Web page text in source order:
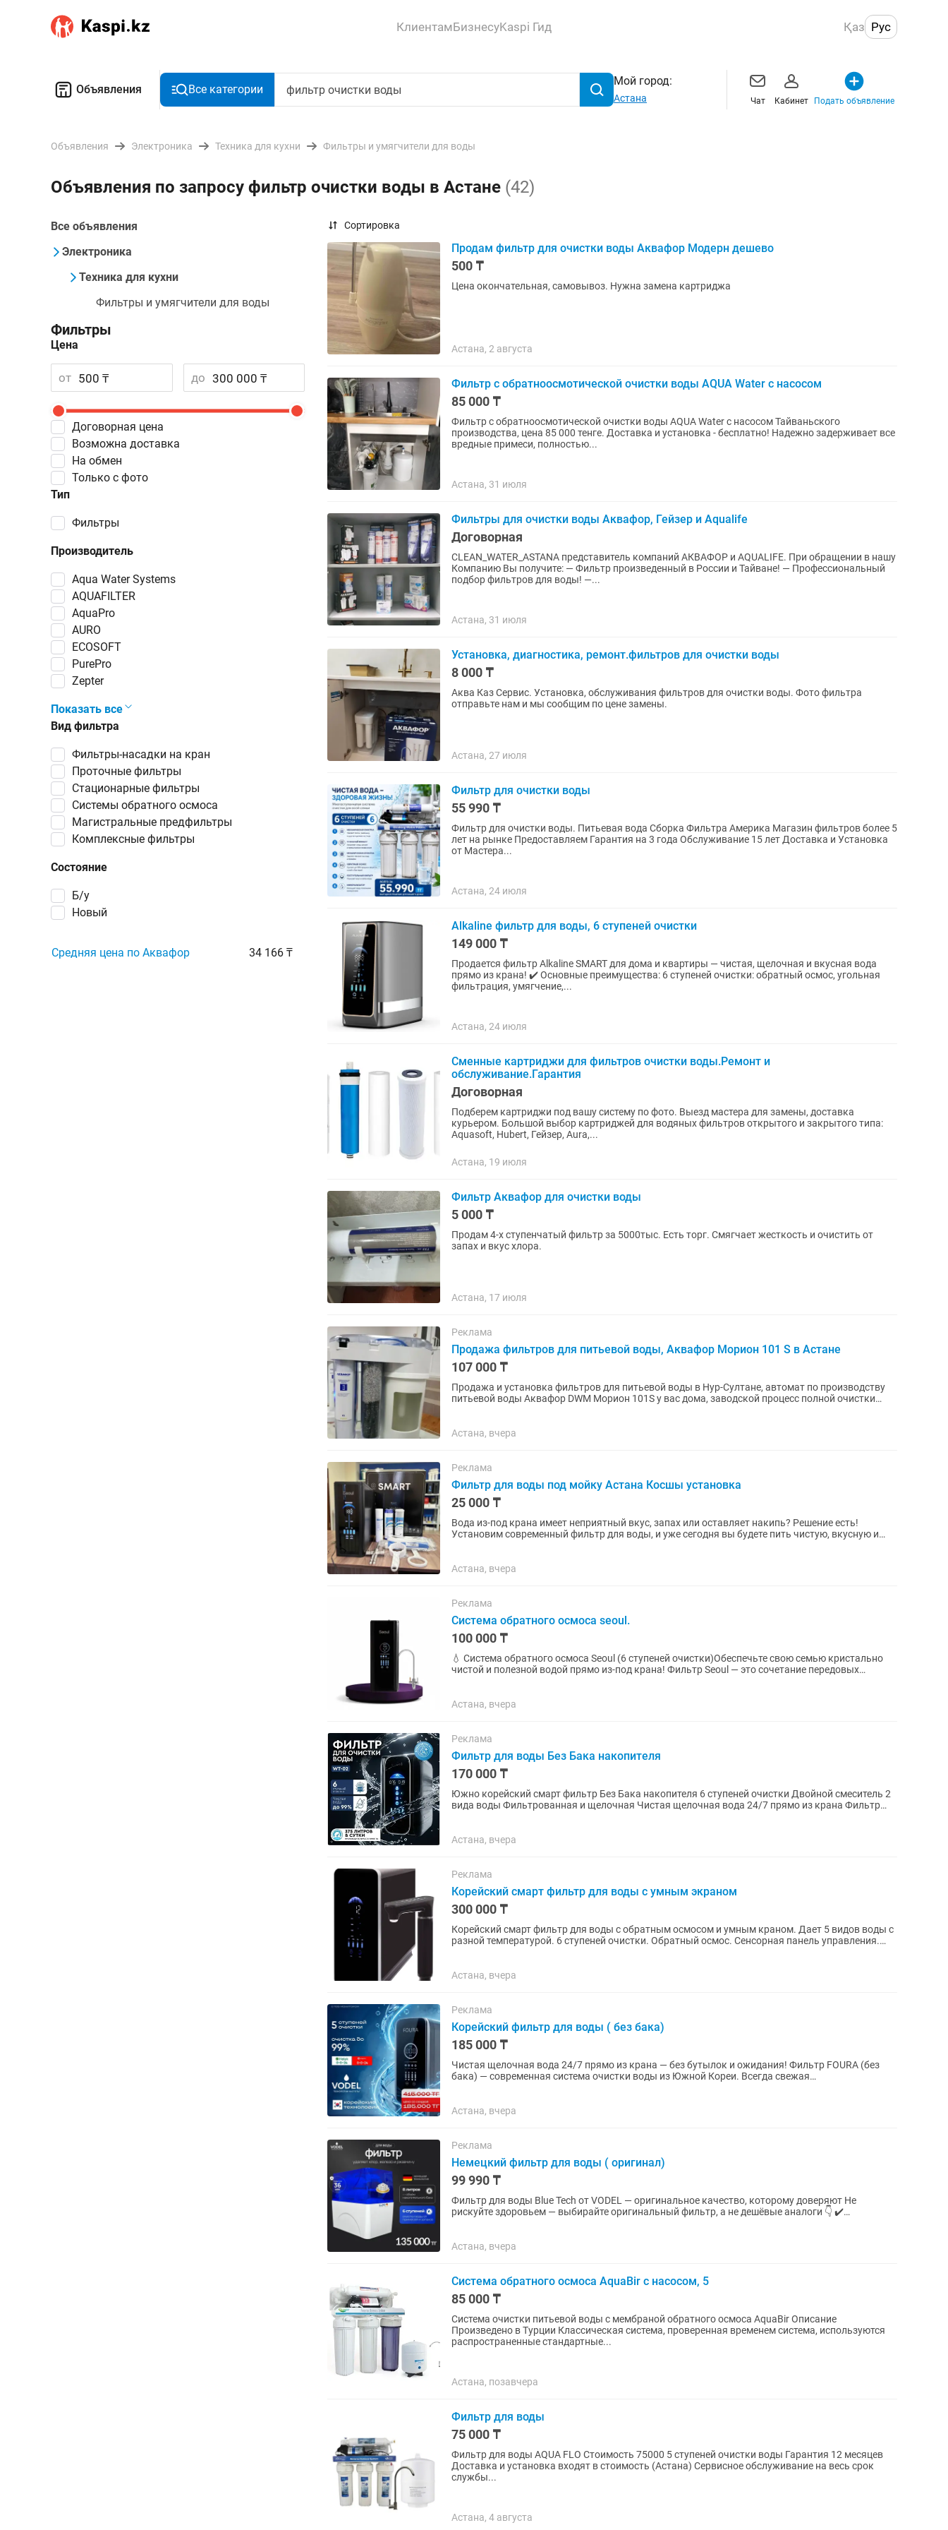
КлиентамБизнесуKaspi Гид Қаз Рус
Объявления Все категории
Мой город:
Астана Чат Кабинет Подать объявление
Объявления Электроника Техника для кухни Фильтры и умягчители для воды
Объявления по запросу фильтр очистки воды в Астане (42)
Все объявления
Электроника
Техника для кухни
Фильтры и умягчители для воды
Фильтры
Цена
от до
Договорная цена
Возможна доставка
Тип
фильтры
Производитель
Aqua Water Systems
AQUAFILTER
AquaPro
AURO
ECOSOFT
PurePro
Zepter
Показать все
Вид фильтра
фильтры-насадки на кран
проточные фильтры
стационарные фильтры
системы обратного осмоса
магистральные предфильтры
комплексные фильтры
Состояние
Б/у
Новый
На обмен
Только с фото
Средняя цена по Аквафор 34 166 ₸
Сортировка
Продам фильтр для очистки воды Аквафор Модерн дешево
500 ₸
Цена окончательная, самовывоз. Нужна замена картриджа
Астана, 2 августа
Фильтр с обратноосмотической очистки воды AQUA Water с насосом
85 000 ₸
Фильтр с обратноосмотической очистки воды AQUA Water с насосом Тайваньского
производства, цена 85 000 тенге. Доставка и установка - бесплатно! Надежно задерживает все
вредные примеси, полностью...
Астана, 31 июля
Фильтры для очистки воды Аквафор, Гейзер и Aqualife
Договорная
CLEAN_WATER_ASTANA представитель компаний АКВАФОР и AQUALIFE. При обращении в нашу
Компанию Вы получите: — Фильтр произведенный в России и Тайване! — Профессиональный
подбор фильтров для воды! —...
Астана, 31 июля
Установка, диагностика, ремонт.фильтров для очистки воды
8 000 ₸
Аква Каз Сервис. Установка, обслуживания фильтров для очистки воды. Фото фильтра
отправьте нам и мы сообщим по цене замены.
Астана, 27 июля
Фильтр для очистки воды
55 990 ₸
Фильтр для очистки воды. Питьевая вода Сборка Фильтра Америка Магазин фильтров более 5
лет на рынке Предоставляем Гарантия на 3 года Обслуживание 15 лет Доставка и Установка
от Мастера...
Астана, 24 июля
Alkaline фильтр для воды, 6 ступеней очистки
149 000 ₸
Продается фильтр Alkaline SMART для дома и квартиры — чистая, щелочная и вкусная вода
прямо из крана! ✔️ Основные преимущества: 6 ступеней очистки: обратный осмос, угольная
фильтрация, умягчение,...
Астана, 24 июля
Сменные картриджи для фильтров очистки воды.Ремонт и
обслуживание.Гарантия
Договорная
Подберем картриджи под вашу систему по фото. Выезд мастера для замены, доставка
курьером. Большой выбор картриджей для водяных фильтров открытого и закрытого типа:
Aquasoft, Hubert, Гейзер, Aura,...
Астана, 19 июля
Фильтр Аквафор для очистки воды
5 000 ₸
Продам 4-х ступенчатый фильтр за 5000тыс. Есть торг. Смягчает жесткость и очистить от
запах и вкус хлора.
Астана, 17 июля
Реклама
Продажа фильтров для питьевой воды, Аквафор Морион 101 S в Астане
107 000 ₸
Продажа и установка фильтров для питьевой воды в Нур-Султане, автомат по производству
питьевой воды Аквафор DWM Морион 101S у вас дома, заводской процесс полной очистки
Астана, вчера
Реклама
Фильтр для воды под мойку Астана Косшы установка
25 000 ₸
Вода из-под крана имеет неприятный вкус, запах или оставляет накипь? Решение есть!
Установим современный фильтр для воды, и уже сегодня вы будете пить чистую, вкусную и
Астана, вчера
Реклама
Система обратного осмоса seoul.
100 000 ₸
💧 Система обратного осмоса Seoul (6 ступеней очистки)Обеспечьте свою семью кристально
чистой и полезной водой прямо из-под крана! Фильтр Seoul — это сочетание передовых
Астана, вчера
Реклама
Фильтр для воды Без Бака накопителя
170 000 ₸
Южно корейский смарт фильтр Без Бака накопителя 6 ступеней очистки Двойной смеситель 2
вида воды Фильтрованная и щелочная Чистая щелочная вода 24/7 прямо из крана Фильтр
Астана, вчера
Реклама
Корейский смарт фильтр для воды с умным экраном
300 000 ₸
Корейский смарт фильтр для воды с обратным осмосом и умным краном. Дает 5 видов воды с
разной температурой. 6 ступеней очистки. Обратный осмос. Сенсорная панель управления.
Астана, вчера
Реклама
Корейский фильтр для воды ( без бака)
185 000 ₸
Чистая щелочная вода 24/7 прямо из крана — без бутылок и ожидания! Фильтр FOURA (без
бака) — современная система очистки воды из Южной Кореи. Всегда свежая
Астана, вчера
Реклама
Немецкий фильтр для воды ( оригинал)
99 990 ₸
Фильтр для воды Blue Tech от VODEL — оригинальное качество, которому доверяют Не
рискуйте здоровьем — выбирайте оригинальный фильтр, а не дешёвые аналоги 👇 ✔️
Астана, вчера
Система обратного осмоса AquaBir с насосом, 5
85 000 ₸
Система очистки питьевой воды с мембраной обратного осмоса AquaBir Описание
Произведено в Турции Классическая система, проверенная временем система, используются
распространенные стандартные...
Астана, позавчера
Фильтр для воды
75 000 ₸
Фильтр для воды AQUA FLO Стоимость 75000 5 ступеней очистки воды Гарантия 12 месяцев
Доставка и установка входят в стоимость (Астана) Сервисное обслуживание на весь срок
службы...
Астана, 4 августа